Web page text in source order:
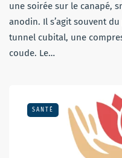
une soirée sur le canapé,
anodin. Il s’agit souvent
tunnel cubital, une
coude. Le…
SANTÉ